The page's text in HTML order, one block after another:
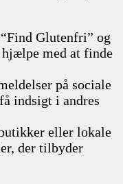
Glutenfri” og
med at finde
på sociale
indsigt i andres
eller lokale
der tilbyder